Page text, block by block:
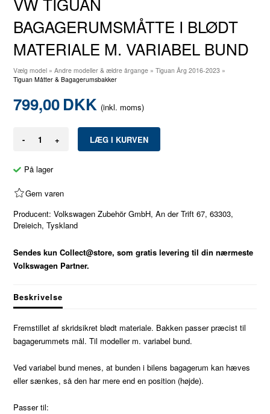
BAGAGERUMSMÅTTE I BLØDT
MATERIALE M. VARIABEL BUND
Vælg model »Andre modeller & ældre årgange »Tiguan Årg 2016-2023 »
Tiguan Måtter & Bagagerumsbakker
799,00DKK (inkl. moms)
- +
På lager
Gem varen
Producent: Volkswagen Zubehör GmbH, An der Trift 67, 63303,
Dreieich, Tyskland
Sendes kun Collect@store, som gratis levering til din nærmeste
Volkswagen Partner.
Beskrivelse
Fremstillet af skridsikret blødt materiale. Bakken passer præcist til
bagagerummets mål. Til modeller m. variabel bund.
Ved variabel bund menes, at bunden i bilens bagagerum kan hæves
eller sænkes, så den har mere end en position (højde).
Passer til: